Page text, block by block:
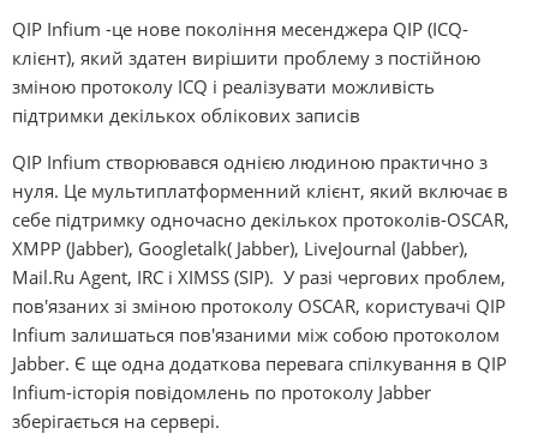
QIP Infium -це нове покоління месенджера QIP (ICQ-
клієнт), який здатен вирішити проблему з постійною
зміною протоколу ICQ і реалізувати можливість
підтримки декількох облікових записів
QIP Infium створювався однією людиною практично з
нуля. Це мультиплатформенний клієнт, який включає в
себе підтримку одночасно декількох протоколів-OSCAR,
XMPP (Jabber), Googletalk( Jabber), LiveJournal (Jabber),
Mail.Ru Agent, IRC і XIMSS (SIP). У разі чергових проблем,
пов'язаних зі зміною протоколу OSCAR, користувачі QIP
Infium залишаться пов'язаними між собою протоколом
Jabber. Є ще одна додаткова перевага спілкування в QIP
Infium-історія повідомлень по протоколу Jabber
зберігається на сервері.